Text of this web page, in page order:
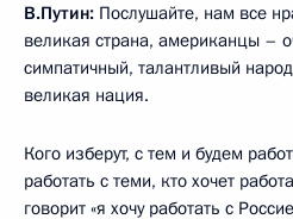
В.Путин: Послушайте, нам все
великая страна, американцы –
симпатичный, талантливый
великая нация.
Кого изберут, с тем и будем
работать с теми, кто хочет
говорит «я хочу работать с